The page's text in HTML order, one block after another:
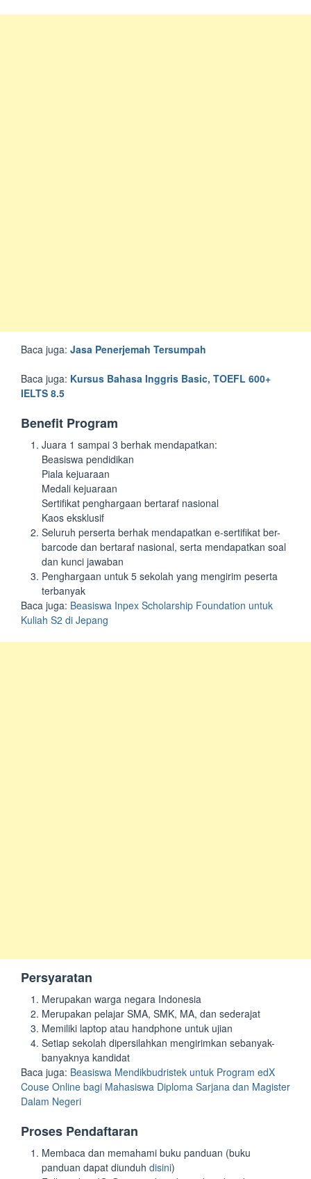
Baca juga: Jasa Penerjemah Tersumpah
Baca juga: Kursus Bahasa Inggris Basic, TOEFL 600+
IELTS 8.5
Benefit Program
Juara 1 sampai 3 berhak mendapatkan:
Beasiswa pendidikan
Piala kejuaraan
Medali kejuaraan
Sertifikat penghargaan bertaraf nasional
Kaos eksklusif
Seluruh perserta berhak mendapatkan e-sertifikat ber-
barcode dan bertaraf nasional, serta mendapatkan soal
dan kunci jawaban
Penghargaan untuk 5 sekolah yang mengirim peserta
terbanyak
Baca juga: Beasiswa Inpex Scholarship Foundation untuk
Kuliah S2 di Jepang
Persyaratan
Merupakan warga negara Indonesia
Merupakan pelajar SMA, SMK, MA, dan sederajat
Memiliki laptop atau handphone untuk ujian
Setiap sekolah dipersilahkan mengirimkan sebanyak-
banyaknya kandidat
Baca juga: Beasiswa Mendikbudristek untuk Program edX
Couse Online bagi Mahasiswa Diploma Sarjana dan Magister
Dalam Negeri
Proses Pendaftaran
Membaca dan memahami buku panduan (buku
panduan dapat diunduh disini)